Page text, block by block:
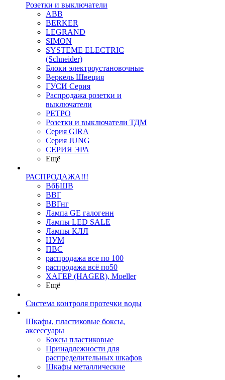
Розетки и выключатели
ABB
BERKER
LEGRAND
SIMON
SYSTEME ELECTRIC
(Schneider)
Блоки электроустановочные
Веркель Швеция
ГУСИ Серия
Распродажа розетки и
выключатели
РЕТРО
Розетки и выключатели ТДМ
Серия GIRA
Серия JUNG
СЕРИЯ ЭРА
Ещё
РАСПРОДАЖА!!!
ВбБШВ
ВВГ
ВВГнг
Лампа GE галогенн
Лампы LED SALE
Лампы КЛЛ
НУМ
ПВС
распродажа все по 100
распродажа всё по50
ХАГЕР (HAGER), Moeller
Ещё
Система контроля протечки воды
Шкафы, пластиковые боксы,
аксессуары
Боксы пластиковые
Принадлежности для
распределительных шкафов
Шкафы металлические